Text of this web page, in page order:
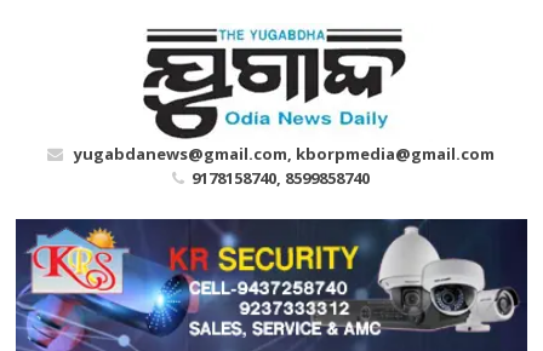
yugabdanews@gmail.com, kborpmedia@gmail.com
9178158740, 8599858740